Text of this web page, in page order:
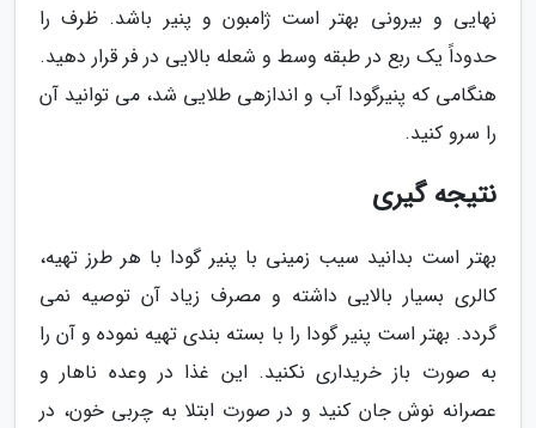
نهایی و بیرونی بهتر است ژامبون و پنیر باشد. ظرف را
حدوداً یک ربع در طبقه وسط و شعله بالایی در فر قرار دهید.
هنگامی که پنیرگودا آب و اندازهی طلایی شد، می توانید آن
را سرو کنید.
نتیجه گیری
بهتر است بدانید سیب زمینی با پنیر گودا با هر طرز تهیه،
کالری بسیار بالایی داشته و مصرف زیاد آن توصیه نمی
گردد. بهتر است پنیر گودا را با بسته بندی تهیه نموده و آن را
به صورت باز خریداری نکنید. این غذا در وعده ناهار و
عصرانه نوش جان کنید و در صورت ابتلا به چربی خون، در